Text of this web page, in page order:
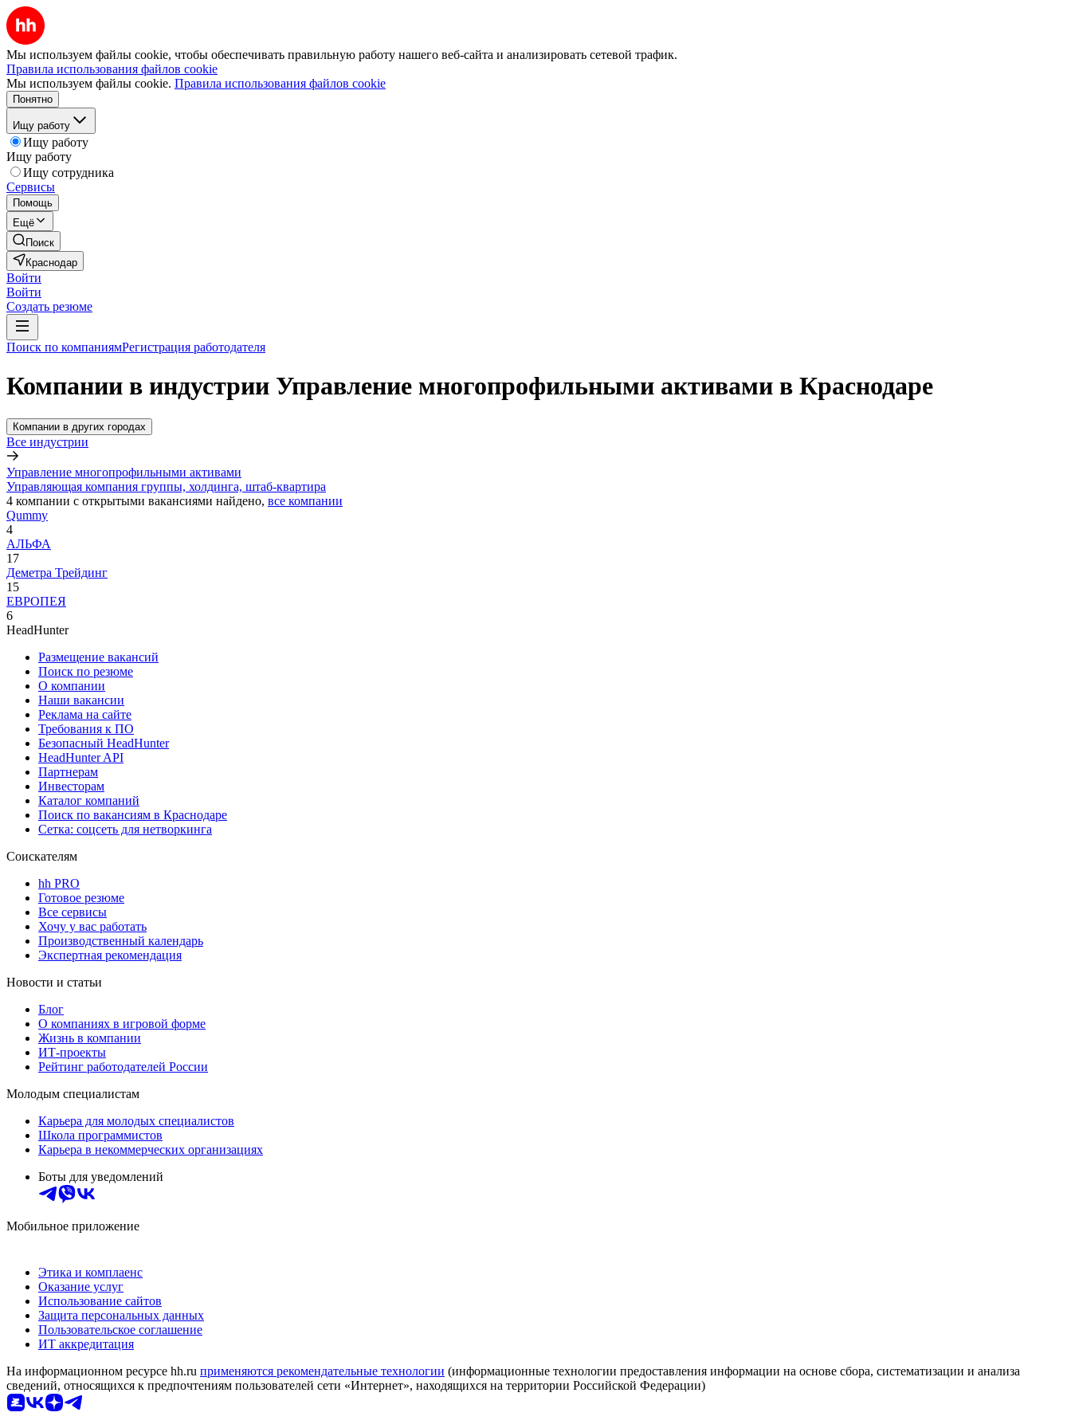
Мы используем файлы cookie, чтобы обеспечивать правильную работу нашего веб-сайта и анализировать сетевой трафик.
Правила использования файлов cookie
Мы используем файлы cookie. Правила использования файлов cookie
Понятно
Ищу работу
Ищу работу
Ищу работу
Ищу сотрудника
Сервисы
Помощь
Ещё
Поиск
Краснодар
Войти
Войти
Создать резюме
Поиск по компаниямРегистрация работодателя
Компании в индустрии Управление многопрофильными активами в Краснодаре
Компании в других городах
Все индустрии
Управление многопрофильными активами
Управляющая компания группы, холдинга, штаб-квартира
4 компании с открытыми вакансиями найдено, все компании
Qummy
4
АЛЬФА
17
Деметра Трейдинг
15
ЕВРОПЕЯ
6
HeadHunter
Размещение вакансий
Поиск по резюме
О компании
Наши вакансии
Реклама на сайте
Требования к ПО
Безопасный HeadHunter
HeadHunter API
Партнерам
Инвесторам
Каталог компаний
Поиск по вакансиям в Краснодаре
Сетка: соцсеть для нетворкинга
Соискателям
hh PRO
Готовое резюме
Все сервисы
Хочу у вас работать
Производственный календарь
Экспертная рекомендация
Новости и статьи
Блог
О компаниях в игровой форме
Жизнь в компании
ИТ-проекты
Рейтинг работодателей России
Молодым специалистам
Карьера для молодых специалистов
Школа программистов
Карьера в некоммерческих организациях
Боты для уведомлений
Мобильное приложение
Этика и комплаенс
Оказание услуг
Использование сайтов
Защита персональных данных
Пользовательское соглашение
ИТ аккредитация
На информационном ресурсе hh.ru применяются рекомендательные технологии (информационные технологии предоставления информации на основе сбора, систематизации и анализа
сведений, относящихся к предпочтениям пользователей сети «Интернет», находящихся на территории Российской Федерации)